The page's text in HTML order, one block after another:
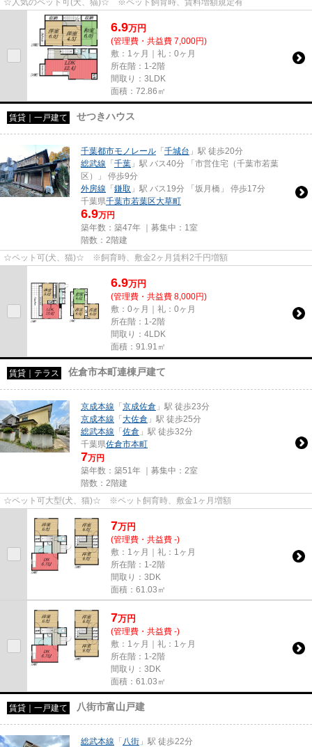
6.9万円
(管理費・共益費 7,000円)
敷：1ヶ月｜礼：0ヶ月
所在階：1-2階
間取り：3LDK
面積：72.86㎡
賃貸｜一戸建て せつきハウス
千葉都市モノレール 「千城台 」駅 徒歩20分
総武線 「千葉 」駅 バス40分 「市営住宅（千葉市若葉
区）」 停歩9分
外房線 「鎌取 」駅 バス19分 「坂月橋」 停歩17分
千葉県千葉市若葉区大草町
6.9万円
築年数：築47年 ｜募集中： 1室
階数：2階建
☆ペット可(犬、猫)☆ ※飼育時、敷金2ヶ月賃料2千円増額
6.9万円
(管理費・共益費 8,000円)
敷：0ヶ月｜礼：0ヶ月
所在階：1-2階
間取り：4LDK
面積：91.91㎡
賃貸｜テラス 佐倉市本町連棟戸建て
京成本線 「京成佐倉 」駅 徒歩23分
京成本線 「大佐倉 」駅 徒歩25分
総武本線 「佐倉 」駅 徒歩32分
千葉県佐倉市本町
7万円
築年数：築51年 ｜募集中： 2室
階数：2階建
☆ペット可大型(犬、猫)☆ ※ペット飼育時、敷金1ヶ月増額
7万円
(管理費・共益費 -)
敷：1ヶ月｜礼：1ヶ月
所在階：1-2階
間取り：3DK
面積：61.03㎡
7万円
(管理費・共益費 -)
敷：1ヶ月｜礼：1ヶ月
所在階：1-2階
間取り：3DK
面積：61.03㎡
賃貸｜一戸建て 八街市富山戸建
総武本線 「 八街 」駅 徒歩22分